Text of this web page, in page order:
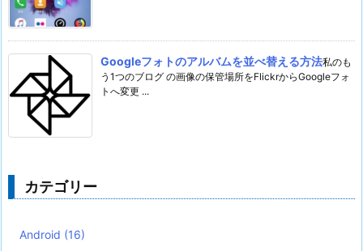
Googleフォトのアルバムを並べ替える方法私のも
う1つのブログ の画像の保管場所をFlickrからGoogleフォ
トへ変更 ...
カテゴリー
Android (16)